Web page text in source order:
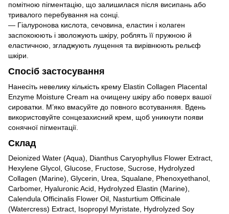
помітною пігментацію, що залишилася після висипань або
тривалого перебування на сонці.
— Гіалуронова кислота, сечовина, еластин і колаген
заспокоюють і зволожують шкіру, роблять її пружною й
еластичною, згладжують лущення та вирівнюють рельєф
шкіри.
Спосіб застосування
Нанесіть невелику кількість крему Elastin Collagen Placental
Enzyme Moisture Cream на очищену шкіру або поверх вашої
сироватки. М’яко вмасуйте до повного всотуванняя. Вдень
використовуйте сонцезахисний крем, щоб уникнути появи
сонячної пігментації.
Склад
Deionized Water (Aqua), Dianthus Caryophyllus Flower Extract,
Hexylene Glycol, Glucose, Fructose, Sucrose, Hydrolyzed
Collagen (Marine), Glycerin, Urea, Squalane, Phenoxyethanol,
Carbomer, Hyaluronic Acid, Hydrolyzed Elastin (Marine),
Calendula Officinalis Flower Oil, Nasturtium Officinale
(Watercress) Extract, Isopropyl Myristate, Hydrolyzed Soy